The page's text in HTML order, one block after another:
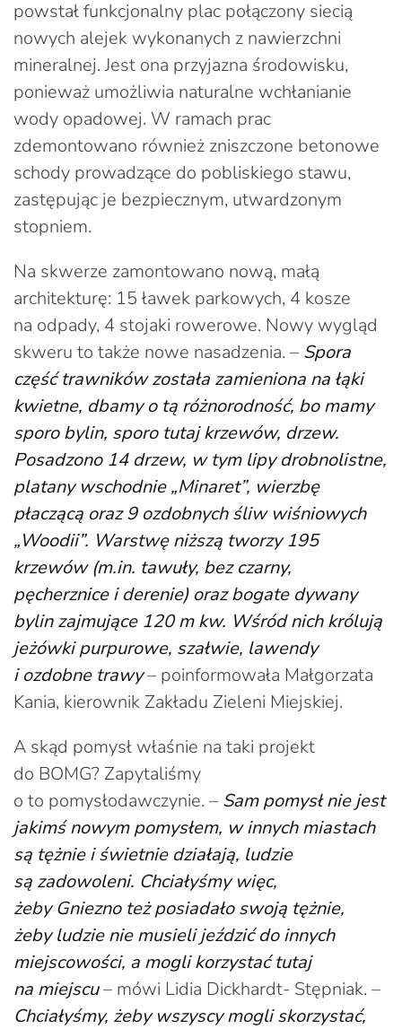
powstał funkcjonalny plac połączony siecią
nowych alejek wykonanych z nawierzchni
mineralnej. Jest ona przyjazna środowisku,
ponieważ umożliwia naturalne wchłanianie
wody opadowej. W ramach prac
zdemontowano również zniszczone betonowe
schody prowadzące do pobliskiego stawu,
zastępując je bezpiecznym, utwardzonym
stopniem.
Na skwerze zamontowano nową, małą
architekturę: 15 ławek parkowych, 4 kosze
na odpady, 4 stojaki rowerowe. Nowy wygląd
skweru to także nowe nasadzenia. – Spora
część trawników została zamieniona na łąki
kwietne, dbamy o tą różnorodność, bo mamy
sporo bylin, sporo tutaj krzewów, drzew.
Posadzono 14 drzew, w tym lipy drobnolistne,
platany wschodnie „Minaret”, wierzbę
płaczącą oraz 9 ozdobnych śliw wiśniowych
„Woodii”. Warstwę niższą tworzy 195
krzewów (m.in. tawuły, bez czarny,
pęcherznice i derenie) oraz bogate dywany
bylin zajmujące 120 m kw. Wśród nich królują
jeżówki purpurowe, szałwie, lawendy
i ozdobne trawy– poinformowała Małgorzata
Kania, kierownik Zakładu Zieleni Miejskiej.
A skąd pomysł właśnie na taki projekt
do BOMG? Zapytaliśmy
o to pomysłodawczynie. – Sam pomysł nie jest
jakimś nowym pomysłem, w innych miastach
są tężnie i świetnie działają, ludzie
są zadowoleni. Chciałyśmy więc,
żeby Gniezno też posiadało swoją tężnie,
żeby ludzie nie musieli jeździć do innych
miejscowości, a mogli korzystać tutaj
na miejscu– mówi Lidia Dickhardt- Stępniak. –
Chciałyśmy, żeby wszyscy mogli skorzystać,